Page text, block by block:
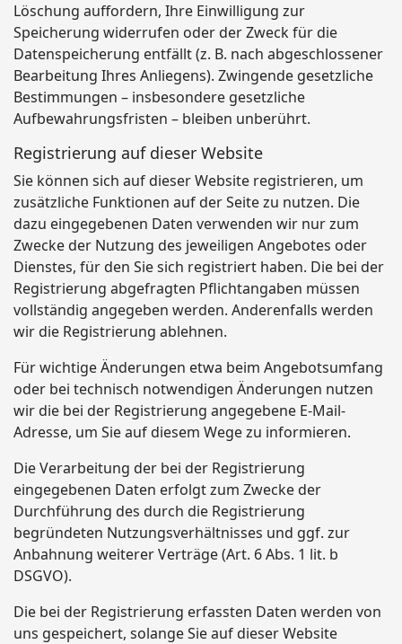
Löschung auffordern, Ihre Einwilligung zur
Speicherung widerrufen oder der Zweck für die
Datenspeicherung entfällt (z. B. nach abgeschlossener
Bearbeitung Ihres Anliegens). Zwingende gesetzliche
Bestimmungen – insbesondere gesetzliche
Aufbewahrungsfristen – bleiben unberührt.
Registrierung auf dieser Website
Sie können sich auf dieser Website registrieren, um
zusätzliche Funktionen auf der Seite zu nutzen. Die
dazu eingegebenen Daten verwenden wir nur zum
Zwecke der Nutzung des jeweiligen Angebotes oder
Dienstes, für den Sie sich registriert haben. Die bei der
Registrierung abgefragten Pflichtangaben müssen
vollständig angegeben werden. Anderenfalls werden
wir die Registrierung ablehnen.
Für wichtige Änderungen etwa beim Angebotsumfang
oder bei technisch notwendigen Änderungen nutzen
wir die bei der Registrierung angegebene E-Mail-
Adresse, um Sie auf diesem Wege zu informieren.
Die Verarbeitung der bei der Registrierung
eingegebenen Daten erfolgt zum Zwecke der
Durchführung des durch die Registrierung
begründeten Nutzungsverhältnisses und ggf. zur
Anbahnung weiterer Verträge (Art. 6 Abs. 1 lit. b
DSGVO).
Die bei der Registrierung erfassten Daten werden von
uns gespeichert, solange Sie auf dieser Website